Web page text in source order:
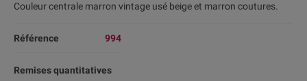
Couleur centrale marron vintage usé beige et marron coutures.
Référence 994
Remises quantitatives